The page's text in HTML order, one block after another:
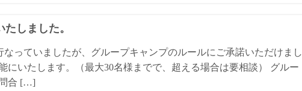
しました。
っていましたが、グループキャンプのルールにご承諾いただけまし
にいたします。（最大30名様までで、超える場合は要相談） グルー
合 […]